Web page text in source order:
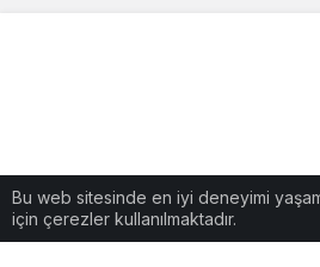
Bu web sitesinde en iyi deneyimi
için çerezler kullanılmaktadır.